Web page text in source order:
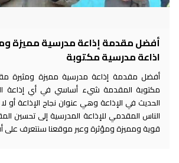
أفضل مقدمة إذاعة مدرسية مميزة
اذاعة مدرسية مكتوبة
أفضل مقدمة إذاعة مدرسية مميزة ومثيرة
مكتوبة المقدمة شيء أساسي في أي إذاعة
الحديث في الإذاعة وهي عنوان نجاح الإذاعة أو
الناس المقدمي للإذاعة المدرسية إلى تحسين
قوية ومميزة ومؤثرة وعبر موقعنا سنتعرف